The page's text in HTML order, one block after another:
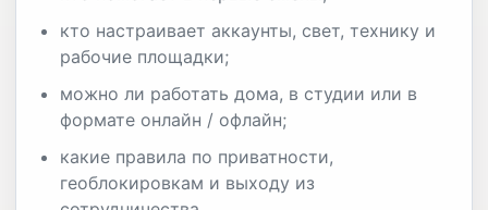
кто настраивает аккаунты, свет, технику и
рабочие площадки;
можно ли работать дома, в студии или в
формате онлайн / офлайн;
какие правила по приватности,
геоблокировкам и выходу из